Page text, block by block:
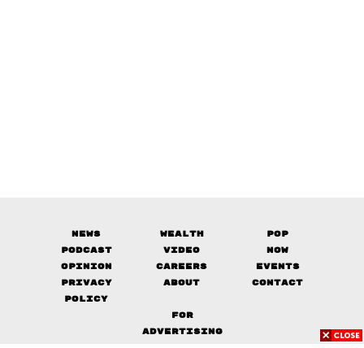
News Wealth
Pop
Podcast
Video
Now
Opinion
Careers
Events
Privacy
Policy
About Contact
FOR
ADVERTISING